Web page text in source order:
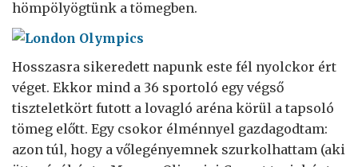
hömpölyögtünk a tömegben.
Hosszasra sikeredett napunk este fél nyolckor ért
véget. Ekkor mind a 36 sportoló egy végső
tiszteletkört futott a lovagló aréna körül a tapsoló
tömeg előtt. Egy csokor élménnyel gazdagodtam:
azon túl, hogy a vőlegényemnek szurkolhattam (aki